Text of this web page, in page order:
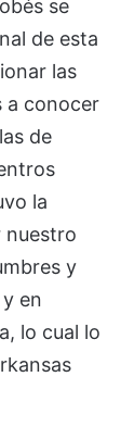
se
de esta
las
a conocer
de
la
nuestro
y
en
lo cual lo